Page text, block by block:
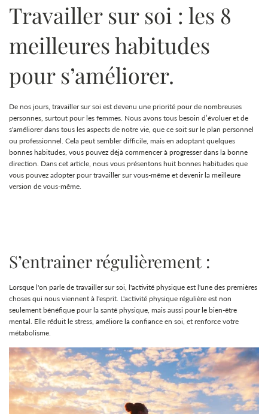
Travailler sur soi : les 8
meilleures habitudes
pour s’améliorer.
De nos jours, travailler sur soi est devenu une priorité pour de nombreuses
personnes, surtout pour les femmes. Nous avons tous besoin d’évoluer et de
s'améliorer dans tous les aspects de notre vie, que ce soit sur le plan personnel
ou professionnel. Cela peut sembler difficile, mais en adoptant quelques
bonnes habitudes, vous pouvez déjà commencer à progresser dans la bonne
direction. Dans cet article, nous vous présentons huit bonnes habitudes que
vous pouvez adopter pour travailler sur vous-même et devenir la meilleure
version de vous-même.
S’entrainer régulièrement :
Lorsque l'on parle de travailler sur soi, l'activité physique est l'une des premières
choses qui nous viennent à l'esprit. L'activité physique régulière est non
seulement bénéfique pour la santé physique, mais aussi pour le bien-être
mental. Elle réduit le stress, améliore la confiance en soi, et renforce votre
métabolisme.